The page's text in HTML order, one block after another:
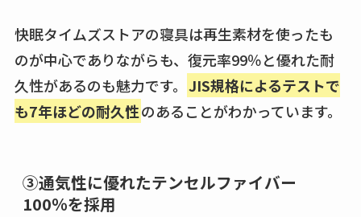
快眠タイムズストアの寝具は再生素材を使ったも
のが中心でありながらも、復元率99％と優れた耐
久性があるのも魅力です。 JIS規格によるテストで
も7年ほどの耐久性のあることがわかっています。
③通気性に優れたテンセルファイバー
100％を採用